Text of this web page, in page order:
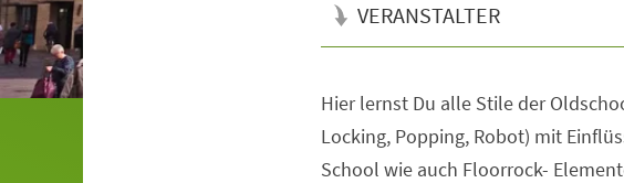
VERANSTALTER
Hier lernst Du alle Stile der
Locking, Popping, Robot) mit
School wie auch Floorrock-